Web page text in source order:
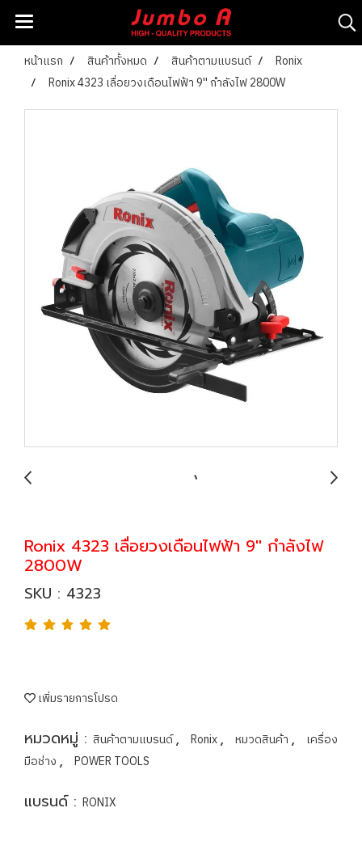
หน้าแรก สินค้าทั้งหมด สินค้าตามแบรนด์
Ronix
Ronix 4323 เลื่อยวงเดือนไฟฟ้า 9'' กำลังไฟ 2800W
Ronix 4323 เลื่อยวงเดือนไฟฟ้า 9'' กำลังไฟ
2800W
SKU : 4323
เพิ่มรายการโปรด
หมวดหมู่ : สินค้าตามแบรนด์, Ronix, หมวดสินค้า ,
เครื่อง
มือช่าง , POWER TOOLS
แบรนด์ : RONIX